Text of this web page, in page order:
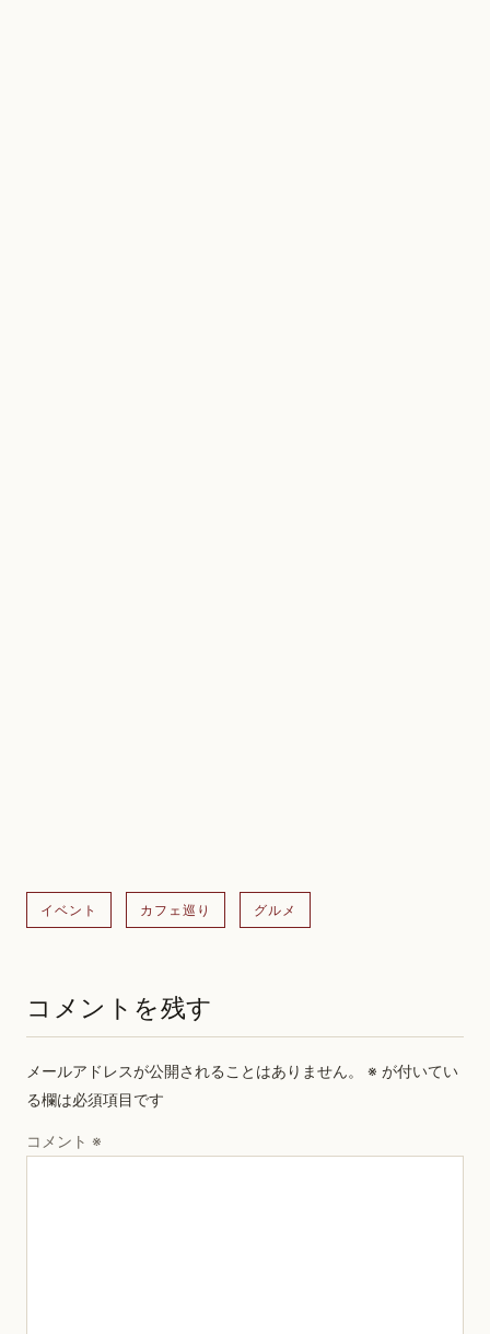
イベント カフェ巡り グルメ
コメントを残す
メールアドレスが公開されることはありません。 ※ が付いてい
る欄は必須項目です
コメント ※